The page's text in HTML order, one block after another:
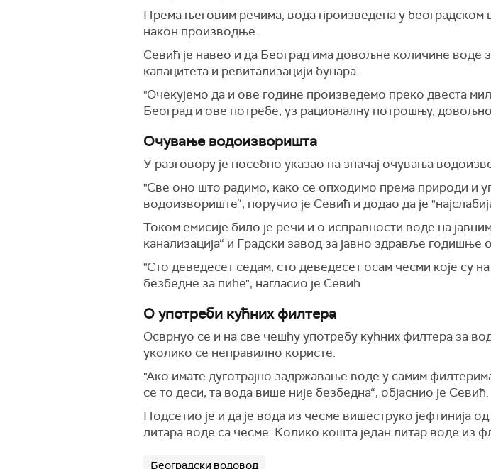
Према његовим речима, вода произведена у
након производње.
Севић је навео и да Београд има довољне количине воде
капацитета и ревитализацији бунара.
"Очекујемо да и ове године произведемо преко двеста
Београд и ове потребе, уз рационалну потрошњу,
Очување водоизворишта
У разговору је посебно указао на значај очувања
"Све оно што радимо, како се опходимо према природи и
водоизвориште“, поручио је Севић и додао да је
Током емисије било је речи и о исправности воде на
канализација“ и Градски завод за јавно здравље
"Сто деведесет седам, сто деведесет осам чесми које су
безбедне за пиће", нагласио је Севић.
О употреби кућних филтера
Осврнуо се и на све чешћу употребу кућних филтера за
уколико се неправилно користе.
"Ако имате дуготрајно задржавање воде у самим
се то деси, та вода више није безбедна“, објаснио је Севић.
Подсетио је и да је вода из чесме вишеструко јефтинија
литара воде са чесме. Колико кошта један литар воде из
Београдски водовод